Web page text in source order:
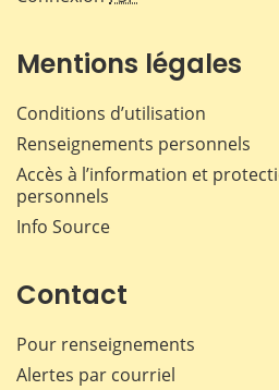
Mentions légales
Conditions d’utilisation
Renseignements personnels
Accès à l’information et
personnels
Info Source
Contact
Pour renseignements
Alertes par courriel